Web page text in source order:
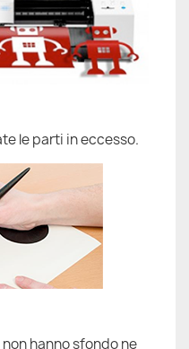
le parti in eccesso.
hanno sfondo ne